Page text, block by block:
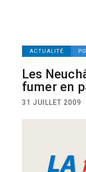
ACTUALITÉ
Les
fumer en
31 JUILLET 2009